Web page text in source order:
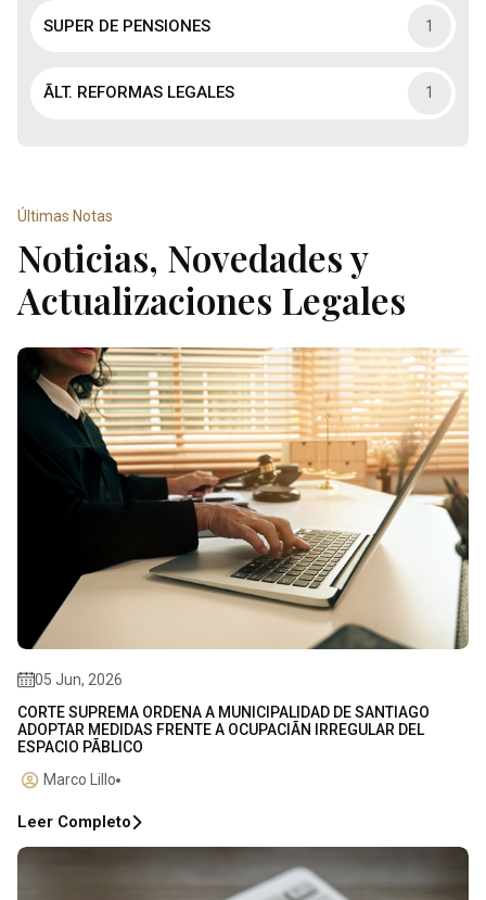
SUPER DE PENSIONES 1
ÃLT. REFORMAS LEGALES 1
Últimas Notas
Noticias, Novedades y
Actualizaciones Legales
05 Jun, 2026
CORTE SUPREMA ORDENA A MUNICIPALIDAD DE SANTIAGO
ADOPTAR MEDIDAS FRENTE A OCUPACIÃN IRREGULAR DEL
ESPACIO PÃBLICO
Marco Lillo
Leer Completo